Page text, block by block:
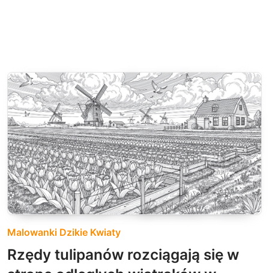
Malowanki Dzikie Kwiaty
Rzędy tulipanów rozciągają się w